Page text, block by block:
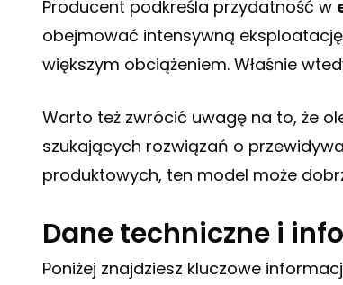
Producent podkreśla przydatność w
obejmować intensywną
większym obciążeniem. Właśnie
Warto też zwrócić uwagę na to, że
szukających rozwiązań o
produktowych, ten model może
Dane techniczne i
Poniżej znajdziesz kluczowe